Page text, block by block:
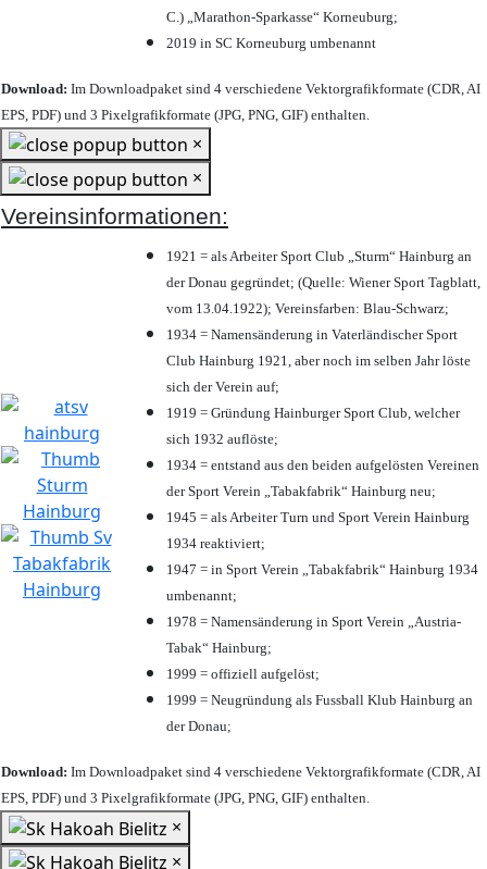
C.) „Marathon-Sparkasse“ Korneuburg;
2019 in SC Korneuburg umbenannt
Download: Im Downloadpaket sind 4 verschiedene Vektorgrafikformate (CDR, AI
EPS, PDF) und 3 Pixelgrafikformate (JPG, PNG, GIF) enthalten.
×
×
Vereinsinformationen:
1921 = als Arbeiter Sport Club „Sturm“ Hainburg an
der Donau gegründet; (Quelle: Wiener Sport Tagblatt,
vom 13.04.1922); Vereinsfarben: Blau-Schwarz;
1934 = Namensänderung in Vaterländischer Sport
Club Hainburg 1921, aber noch im selben Jahr löste
sich der Verein auf;
1919 = Gründung Hainburger Sport Club, welcher
sich 1932 auflöste;
1934 = entstand aus den beiden aufgelösten Vereinen
der Sport Verein „Tabakfabrik“ Hainburg neu;
1945 = als Arbeiter Turn und Sport Verein Hainburg
1934 reaktiviert;
1947 = in Sport Verein „Tabakfabrik“ Hainburg 1934
umbenannt;
1978 = Namensänderung in Sport Verein „Austria-
Tabak“ Hainburg;
1999 = offiziell aufgelöst;
1999 = Neugründung als Fussball Klub Hainburg an
der Donau;
Download: Im Downloadpaket sind 4 verschiedene Vektorgrafikformate (CDR, AI
EPS, PDF) und 3 Pixelgrafikformate (JPG, PNG, GIF) enthalten.
×
×